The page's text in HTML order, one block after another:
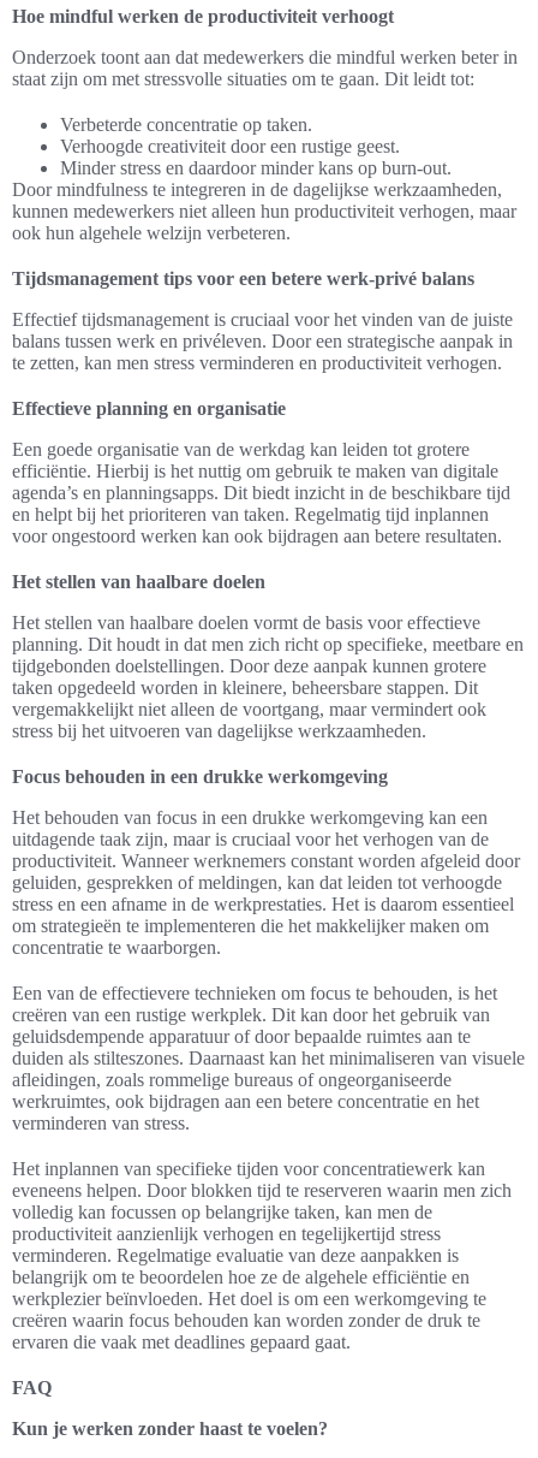
Hoe mindful werken de productiviteit verhoogt
Onderzoek toont aan dat medewerkers die mindful werken beter in
staat zijn om met stressvolle situaties om te gaan. Dit leidt tot:
Verbeterde concentratie op taken.
Verhoogde creativiteit door een rustige geest.
Minder stress en daardoor minder kans op burn-out.
Door mindfulness te integreren in de dagelijkse werkzaamheden,
kunnen medewerkers niet alleen hun productiviteit verhogen, maar
ook hun algehele welzijn verbeteren.
Tijdsmanagement tips voor een betere werk-privé balans
Effectief tijdsmanagement is cruciaal voor het vinden van de juiste
balans tussen werk en privéleven. Door een strategische aanpak in
te zetten, kan men stress verminderen en productiviteit verhogen.
Effectieve planning en organisatie
Een goede organisatie van de werkdag kan leiden tot grotere
efficiëntie. Hierbij is het nuttig om gebruik te maken van digitale
agenda’s en planningsapps. Dit biedt inzicht in de beschikbare tijd
en helpt bij het prioriteren van taken. Regelmatig tijd inplannen
voor ongestoord werken kan ook bijdragen aan betere resultaten.
Het stellen van haalbare doelen
Het stellen van haalbare doelen vormt de basis voor effectieve
planning. Dit houdt in dat men zich richt op specifieke, meetbare en
tijdgebonden doelstellingen. Door deze aanpak kunnen grotere
taken opgedeeld worden in kleinere, beheersbare stappen. Dit
vergemakkelijkt niet alleen de voortgang, maar vermindert ook
stress bij het uitvoeren van dagelijkse werkzaamheden.
Focus behouden in een drukke werkomgeving
Het behouden van focus in een drukke werkomgeving kan een
uitdagende taak zijn, maar is cruciaal voor het verhogen van de
productiviteit. Wanneer werknemers constant worden afgeleid door
geluiden, gesprekken of meldingen, kan dat leiden tot verhoogde
stress en een afname in de werkprestaties. Het is daarom essentieel
om strategieën te implementeren die het makkelijker maken om
concentratie te waarborgen.
Een van de effectievere technieken om focus te behouden, is het
creëren van een rustige werkplek. Dit kan door het gebruik van
geluidsdempende apparatuur of door bepaalde ruimtes aan te
duiden als stilteszones. Daarnaast kan het minimaliseren van visuele
afleidingen, zoals rommelige bureaus of ongeorganiseerde
werkruimtes, ook bijdragen aan een betere concentratie en het
verminderen van stress.
Het inplannen van specifieke tijden voor concentratiewerk kan
eveneens helpen. Door blokken tijd te reserveren waarin men zich
volledig kan focussen op belangrijke taken, kan men de
productiviteit aanzienlijk verhogen en tegelijkertijd stress
verminderen. Regelmatige evaluatie van deze aanpakken is
belangrijk om te beoordelen hoe ze de algehele efficiëntie en
werkplezier beïnvloeden. Het doel is om een werkomgeving te
creëren waarin focus behouden kan worden zonder de druk te
ervaren die vaak met deadlines gepaard gaat.
FAQ
Kun je werken zonder haast te voelen?